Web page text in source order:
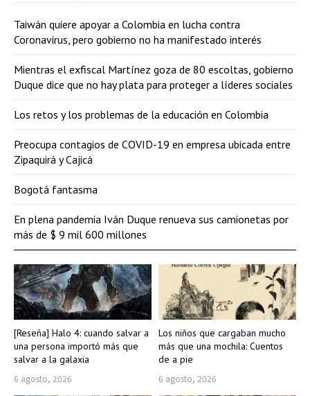
[Reseña] Halo 4: cuando salvar a
una persona importó más que
salvar a la galaxia
6 agosto, 2026
Los niños que cargaban mucho
más que una mochila: Cuentos
de a pie
6 agosto, 2026
Taiwán quiere apoyar a Colombia en lucha contra
Coronavirus, pero gobierno no ha manifestado interés
Mientras el exfiscal Martínez goza de 80 escoltas, gobierno
Duque dice que no hay plata para proteger a líderes sociales
Los retos y los problemas de la educación en Colombia
Preocupa contagios de COVID-19 en empresa ubicada entre
Zipaquirá y Cajicá
Bogotá fantasma
En plena pandemia Iván Duque renueva sus camionetas por
más de $ 9 mil 600 millones